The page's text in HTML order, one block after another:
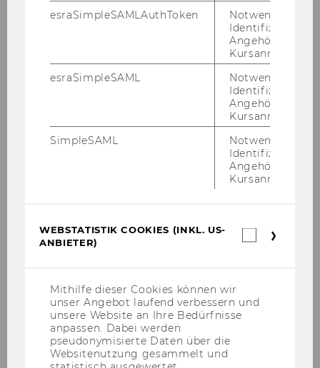
If you're the principal, who's the
agent? a qualitative study on the
relationships between
stakeholders in U.S. study abroad
Haas, Barbara
The CSR-incentives of MNCs and
their perception by employees a
case study of Unilever Austria
Netherlands temporary
employment from the worker's
perspective
Haas, Barbara
esraSimpleSAMLAuthToken
Notwendig zur
Identifizierung
Angehörige/r für
Kursanmeldung.
esraSimpleSAML
Notwendig zur
Identifizierung
Angehörige/r für
Kursanmeldung.
SimpleSAML
Notwendig zur
Identifizierung
Angehörige/r für
Kursanmeldung.
WEBSTATISTIK COOKIES (INKL. US-
ANBIETER)
Mithilfe dieser Cookies können wir
unser Angebot laufend verbessern und
unsere Website an Ihre Bedürfnisse
anpassen. Dabei werden
pseudonymisierte Daten über die
Websitenutzung gesammelt und